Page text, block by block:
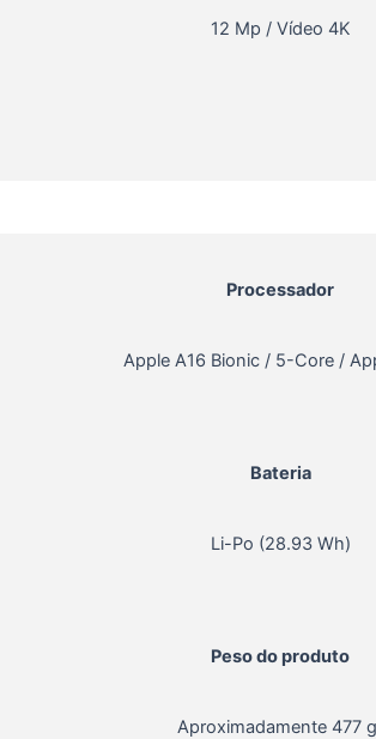
12 Mp / Vídeo 4K
Processador
Apple A16 Bionic / 5-Core /
Bateria
Li-Po (28.93 Wh)
Peso do produto
Aproximadamente 477